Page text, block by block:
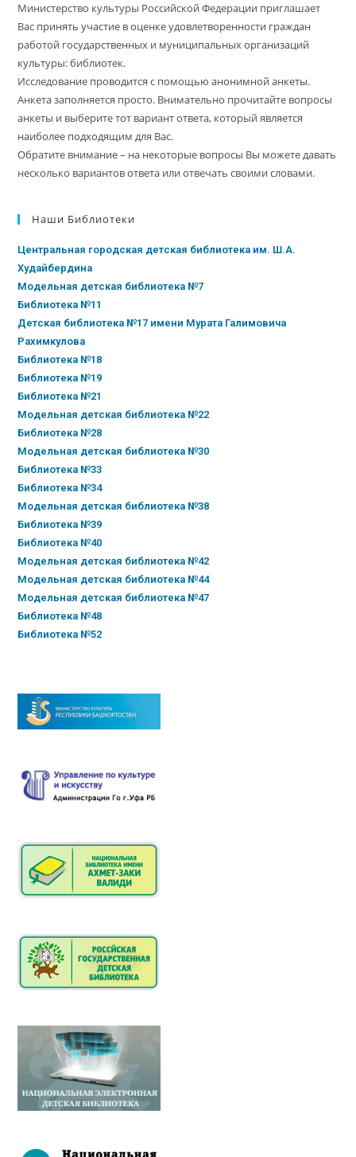
Министерство культуры Российской Федерации приглашает
Вас принять участие в оценке удовлетворенности граждан
работой государственных и муниципальных организаций
культуры: библиотек.
Исследование проводится с помощью анонимной анкеты.
Анкета заполняется просто. Внимательно прочитайте вопросы
анкеты и выберите тот вариант ответа, который является
наиболее подходящим для Вас.
Обратите внимание – на некоторые вопросы Вы можете давать
несколько вариантов ответа или отвечать своими словами.
Наши Библиотеки
Центральная городская детская библиотека им. Ш.А.
Худайбердина
Модельная детская библиотека №7
Библиотека №11
Детская библиотека №17 имени Мурата Галимовича
Рахимкулова
Библиотека №18
Библиотека №19
Библиотека №21
Модельная детская библиотека №22
Библиотека №28
Модельная детская библиотека №30
Библиотека №33
Библиотека №34
Модельная детская библиотека №38
Библиотека №39
Библиотека №40
Модельная детская библиотека №42
Модельная детская библиотека №44
Модельная детская библиотека №47
Библиотека №48
Библиотека №52